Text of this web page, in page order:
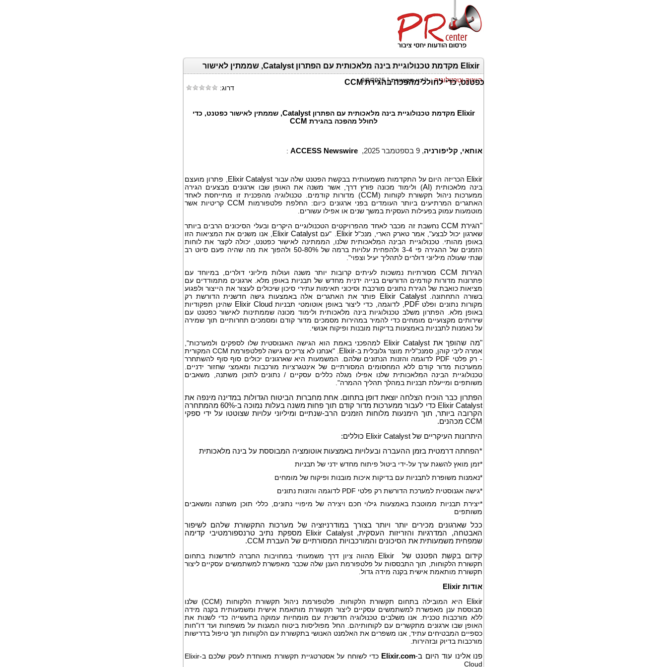
Elixir מקדמת טכנולוגיית בינה מלאכותית עם הפתרון Catalyst, שממתין לאישור
כפטנט, כדי לחולל מהפכה בהגירת CCM
הייטק וטכנולוגיה:
|נוי תקשורת|
9/9/2025
דרוג:
Elixir מקדמת טכנולוגיית בינה מלאכותית עם הפתרוןCatalyst, שממתין לאישור כפטנט, כדי
לחולל מהפכה בהגירת CCM
אוחאי, קליפורניה, 9 בספטמבר 2025, ACCESS Newswire
:
Elixir הכריזה היום על התקדמות משמעותית בבקשת הפטנט שלה עבור Elixir Catalyst
, פתרון מועצם
בינה מלאכותית ( AI) ולימוד מכונה פורץ דרך, אשר משנה את האופן שבו ארגונים מבצעים הגירה
ממערכות ניהול תקשורת לקוחות (CCM) מדורות קודמים. טכנולוגיה מהפכנית זו מתייחסת לאחד
האתגרים המרתיעים ביותר העומדים בפני ארגונים כיום: החלפת פלטפורמות
CCMקריטיות אשר
מוטמעות עמוק בפעילות העסקית במשך שנים או אפילו עשורים.
"הגירת CCM נחשבת זה מכבר לאחד מהפרויקטים הטכנולוגיים היקרים ובעלי הסיכונים הרבים ביותר
שארגון יכול לבצע", אמר טארק הארי, מנכ"לElixir . "עם Elixir Catalyst
, אנו משנים את המציאות הזו
באופן מהותי. טכנולוגיית הבינה המלאכותית שלנו, הממתינה לאישור כפטנט, יכולה לקצר את לוחות
הזמנים של ההגירה פי 3-4 ולהפחית עלויות ברמה של 50-80% ולהפוך את מה שהיה פעם סיוט רב
שנתי שעולה מיליוני דולרים לתהליך יעיל וצפוי".
הגירות
CCM מסורתיות נמשכות לעיתים קרובות יותר משנה ועולות מיליוני דולרים, במיוחד עם
פתרונות מדורות קודמים הדורשים בנייה ידנית מחדש של תבניות באופן מלא. ארגונים מתמודדים עם
מציאות כואבת של הגירת נתונים מורכבת וסיכוני תאימות עתירי סיכון שיכולים לעצור את הייצור ולפגוע
בשורה התחתונה.Elixir Catalyst
פותר את האתגרים אלה באמצעות גישה חדשנית הדורשת רק
מקורות נתונים ופלטPDF , לדוגמה, כדי ליצור באופן אוטומטי תבניות Elixir Cloud שהינן תפקודיות
באופן מלא. הפתרון משלב טכנולוגיות בינה מלאכותית ולימוד מכונה שממתינות לאישור כפטנט עם
שירותים מקצועיים מומחים כדי להמיר במהירות מסמכים מדור קודם ומסמכים תחרותיים תוך שמירה
על נאמנות לתבניות באמצעות בדיקות מובנות ופיקוח אנושי.
"מה שהופך אתElixir Catalyst למהפכני באמת הוא הגישה האגנוסטית שלו לספקים ולמערכות",
אמרה ליבי קוהן, סמנכ"לית מוצר גלובלית ב-Elixir
. "אנחנו לא צריכים גישה לפלטפורמת CCM המקורית
- רק פלטי PDF לדוגמה והזנות הנתונים שלהם. המשמעות היא שארגונים יכולים סוף סוף להשתחרר
ממערכות מדור קודם ללא המחסומים המסורתיים של אינטגרציות מורכבות ומאמצי שחזור ידניים.
טכנולוגיית הבינה המלאכותית שלנו אפילו מגלה כללים עסקיים / נתונים לתוכן משתנה, משאבים
משותפים ומייעלת תבניות במהלך תהליך ההמרה".
הפתרון כבר הוכיח הצלחה יוצאת דופן בתחום. אחת מחברות הביטוח הגדולות במדינה מינפה את
Elixir Catalyst כדי לעבור ממערכות מדור קודם תוך פחות משנה בעלות נמוכה ב-60% מהמתחרה
הקרובה ביותר, תוך הימנעות מלוחות הזמנים הרב-שנתיים ומיליוני עלויות שצוטטו על ידי ספקי
CCM מכהנים.
היתרונות העיקריים של Elixir Catalyst כוללים:
*הפחתה דרמטית בזמן ההעברה ובעלויות באמצעות אוטומציה המבוססת על בינה מלאכותית
*זמן מואץ להשגת ערך על-ידי ביטול פיתוח מחדש ידני של תבניות
*נאמנות משופרת לתבניות עם בדיקות איכות מובנות ופיקוח של מומחים
*גישה אגנוסטית למערכת הדורשת רק פלטי PDF לדוגמה והזנות נתונים
*יצירת תבניות ממוטבת באמצעות גילוי חכם ויצירה של מיפויי נתונים, כללי תוכן משתנה ומשאבים
משותפים
ככל שארגונים מכירים יותר ויותר בצורך במודרניזציה של מערכות התקשורת שלהם לשיפור
האבטחה, המדרגיות והזריזות העסקית, Elixir Catalyst מספקת נתיב טרנספורמטיבי קדימה
שמפחית משמעותית את הסיכונים והמורכבויות המסורתיים של העברת CCM.
קידום בקשת הפטנט של
Elixir
מהווה ציון דרך משמעותי במחויבות החברה לחדשנות בתחום
תקשורת הלקוחות, תוך התבססות על פלטפורמת הענן שלה שכבר מאפשרת למשתמשים עסקיים ליצור
תקשורת מותאמת אישית בקנה מידה גדול.
אודות Elixir
Elixir
היא המובילה בתחום תקשורת הלקוחות. פלטפורמת ניהול תקשורת הלקוחות (CCM) שלנו
מבוססת ענן מאפשרת למשתמשים עסקיים ליצור תקשורת מותאמת אישית ומשמעותית בקנה מידה
ללא מורכבות טכנית. אנו משלבים טכנולוגיה חדשנית עם מומחיות עמוקה בתעשייה כדי לשנות את
האופן שבו ארגונים מתקשרים עם לקוחותיהם. החל מפוליסות ביטוח המגנות על משפחות ועד דו"חות
כספיים המבטיחים עתיד, אנו משפרים את האלמנט האנושי בתקשורת עם הלקוחות תוך טיפול בדרישות
מורכבות בדיוק ובזהירות.
פנו אלינו עוד היום ב-Elixir.com
כדי לשוחח על אסטרטגיית תקשורת מאוחדת לעסק שלכם ב-Elixir
Cloud